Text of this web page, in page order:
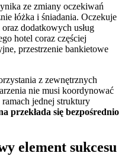
ze zmiany oczekiwań
łóżka i śniadania. Oczekuje
dodatkowych usług
hotel coraz częściej
przestrzenie bankietowe
z zewnętrznych
nie musi koordynować
jednej struktury
przekłada się bezpośrednio
element sukcesu